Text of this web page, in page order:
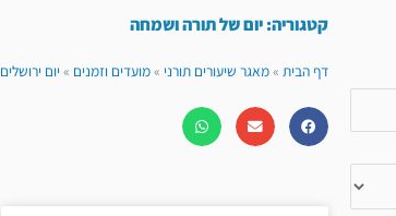
קטגוריה: יום של תורה ושמחה
דף הבית»מאגר שיעורים תורני »מועדים וזמנים »יום ירושלים